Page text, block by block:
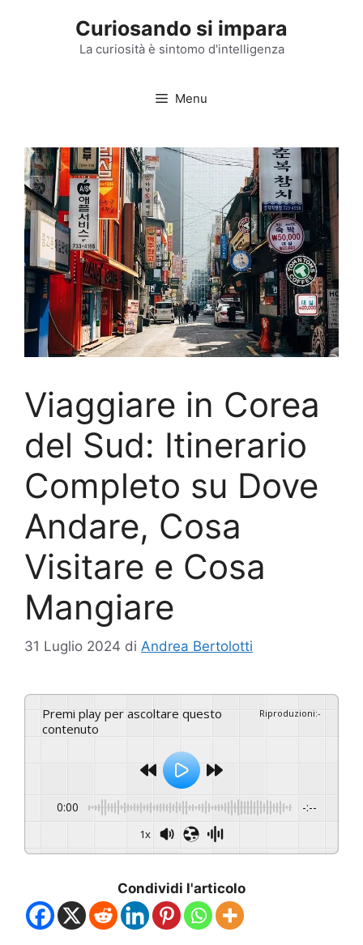
Curiosando si impara
La curiosità è sintomo d'intelligenza
Menu
Viaggiare in Corea
del Sud: Itinerario
Completo su Dove
Andare, Cosa
Visitare e Cosa
Mangiare
31 Luglio 2024 di Andrea Bertolotti
Premi play per ascoltare questo
contenuto
Riproduzioni:-
0:00 -:--
1x
Condividi l'articolo